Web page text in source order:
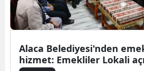
Alaca Belediyesi'nden
hizmet: Emekliler Lokali